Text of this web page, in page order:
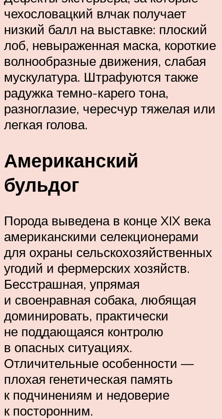
чехословацкий влчак получает
низкий балл на выставке: плоский
лоб, невыраженная маска, короткие
волнообразные движения, слабая
мускулатура. Штрафуются также
радужка темно-карего тона,
разноглазие, чересчур тяжелая или
легкая голова.
Американский
бульдог
Порода выведена в конце XIX века
американскими селекционерами
для охраны сельскохозяйственных
угодий и фермерских хозяйств.
Бесстрашная, упрямая
и своенравная собака, любящая
доминировать, практически
не поддающаяся контролю
в опасных ситуациях.
Отличительные особенности —
плохая генетическая память
к подчинениям и недоверие
к посторонним.